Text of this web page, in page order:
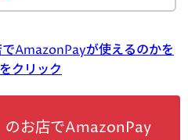
AmazonPayが使えるのかを
クリック
お店でAmazonPay